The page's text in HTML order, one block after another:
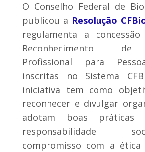
O Conselho Federal de
publicou a Resolução
regulamenta a
Reconhecimento de
Profissional para
inscritas no Sistema
iniciativa tem como
reconhecer e divulgar
adotam boas práticas
responsabilidade
compromisso com a ética